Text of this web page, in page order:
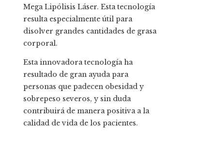
Mega Lipólisis Láser. Esta tecnología
resulta especialmente útil para
disolver grandes cantidades de grasa
corporal.
Esta innovadora tecnología ha
resultado de gran ayuda para
personas que padecen obesidad y
sobrepeso severos, y sin duda
contribuirá de manera positiva a la
calidad de vida de los pacientes.